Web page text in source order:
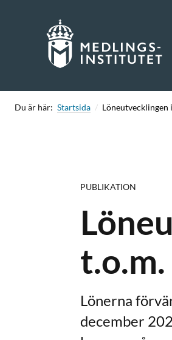
Du är här: Startsida Löneutvecklingen
PUBLIKATION
Lönerna
december